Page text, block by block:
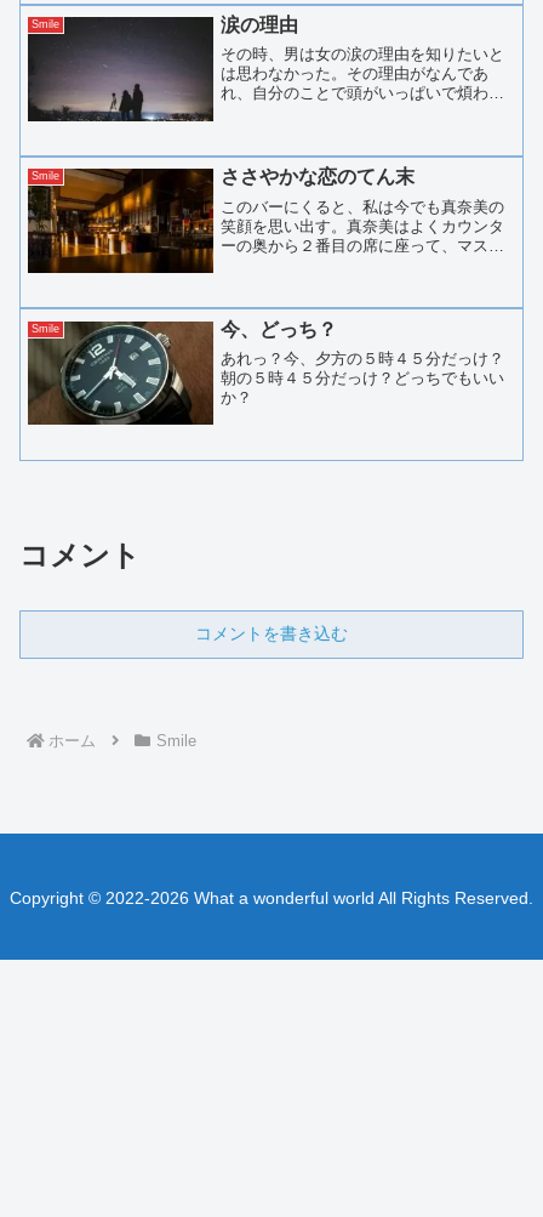
後でマネージャーの田中に...
Smile 涙の理由
その時、男は女の涙の理由を知りたいと
は思わなかった。その理由がなんであ
れ、自分のことで頭がいっぱいで煩わし
た。ついさっき、女が自分のハンカチを
使って涙をぬぐったばかりなの...
Smile ささやかな恋のてん末
このバーにくると、私は今でも真奈美の
笑顔を思い出す。真奈美はよくカウンタ
ーの奥から２番目の席に座って、マスタ
座っているカウンターの逆の奥から３番
目の席に座ってひとりちび...
Smile 今、どっち？
あれっ？今、夕方の５時４５分だっけ？
朝の５時４５分だっけ？どっちでもいい
か？
コメント
コメントを書き込む
ホーム Smile
Copyright © 2022-2026 What a wonderful world All Rights Reserved.